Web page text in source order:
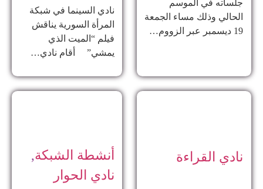
جلساته في الموسم
الحالي وذلك مساء الجمعة
19 ديسمبر عبر الزووم…
نادي السينما في شبكة
المرأة السورية يناقش
فيلم “الميت الذي
يمشي” أقام نادي…
نادي القراءة أنشطة الشبكة,
نادي الحوار